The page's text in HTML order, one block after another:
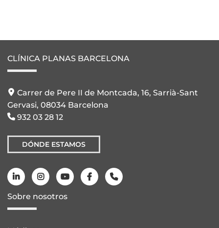
CLÍNICA PLANAS BARCELONA
Carrer de Pere II de Montcada, 16, Sarrià-Sant
Gervasi, 08034 Barcelona
932 03 28 12
DÓNDE ESTAMOS
Sobre nosotros